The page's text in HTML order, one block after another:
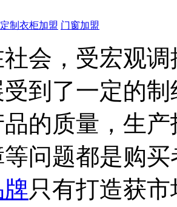
定制衣柜加盟 门窗加盟
，受宏观调
到了一定的
的质量，生
问题都是购
只有打造获